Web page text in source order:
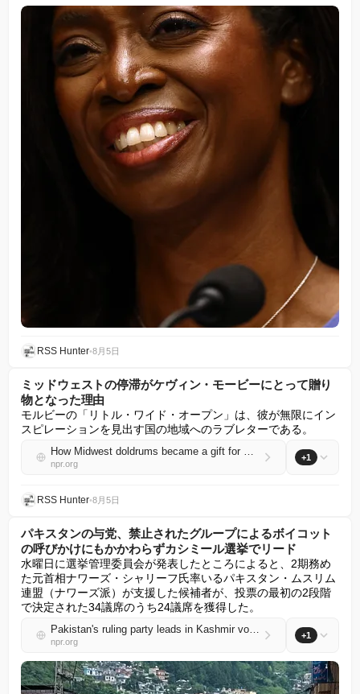
RSS Hunter•8月5日
ミッドウェストの停滞がケヴィン・モービーにとって贈り
物となった理由
モルビーの「リトル・ワイド・オープン」は、彼が無限にイン
スピレーションを見出す国の地域へのラブレターである。
How Midwest doldrums became a gift for Kevin Morby
npr.org
+1
RSS Hunter•8月5日
パキスタンの与党、禁止されたグループによるボイコット
の呼びかけにもかかわらずカシミール選挙でリード
水曜日に選挙管理委員会が発表したところによると、2期務め
た元首相ナワーズ・シャリーフ氏率いるパキスタン・ムスリム
連盟（ナワーズ派）が支援した候補者が、投票の最初の2段階
で決定された34議席のうち24議席を獲得した。
Pakistan's ruling party leads in Kashmir vote despite boycott call by banned group
npr.org
+1